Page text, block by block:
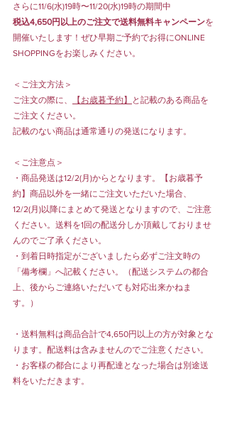
さらに11/6(水)19時〜11/20(水)19時の期間中
税込4,650円以上のご注文で送料無料キャンペーンを
開催いたします！ぜひ早期ご予約でお得にONLINE
SHOPPINGをお楽しみください。
＜ご注文方法＞
ご注文の際に、
【お歳暮予約】
と記載のある商品を
ご注文ください。
記載のない商品は通常通りの発送になります。
＜ご注意点＞
・商品発送は12/2(月)からとなります。【お歳暮予
約】商品以外を一緒にご注文いただいた場合、
12/2(月)以降にまとめて発送となりますので、ご注意
ください。送料を1回の配送分しか頂戴しておりませ
んのでご了承ください。
・到着日時指定がございましたら必ずご注文時の
「備考欄」へ記載ください。（配送システムの都合
上、後からご連絡いただいても対応出来かねま
す。）
・送料無料は商品合計で4,650円以上の方が対象とな
ります。配送料は含みませんのでご注意ください。
・お客様の都合により再配達となった場合は別途送
料をいただきます。